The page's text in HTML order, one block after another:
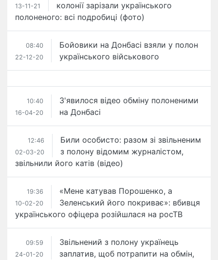
13-11-21
колонії зарізали українського
полоненого: всі подробиці (фото)
08:40
22-12-20
Бойовики на Донбасі взяли у полон
українського військового
10:40
16-04-20
З'явилося відео обміну полоненими
на Донбасі
12:46
02-03-20
Били особисто: разом зі звільненим
з полону відомим журналістом,
звільнили його катів (відео)
19:36
10-02-20
«Мене катував Порошенко, а
Зеленський його покриває»: вбивця
українського офіцера розійшлася на росТВ
09:59
24-01-20
Звільнений з полону українець
заплатив, щоб потрапити на обмін,